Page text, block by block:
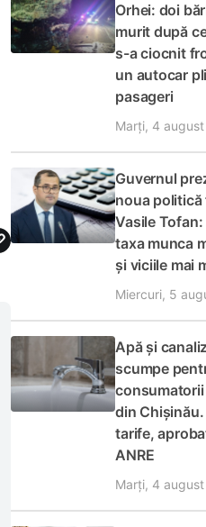
Orhei: doi
murit după
s-a ciocnit
un autocar
pasageri
Marți, 4 august
Guvernul
noua politică
Vasile Tofan:
taxa munca
și viciile mai
Miercuri, 5
Apă și
scumpe
din
tarife,
ANRE
Marți, 4 august